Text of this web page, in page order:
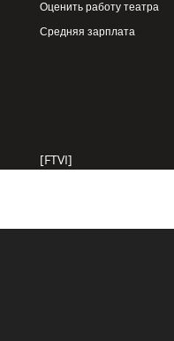
Оценить работу театра
Средняя зарплата
[FTVI]